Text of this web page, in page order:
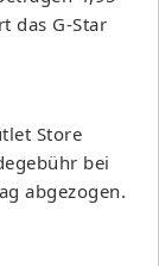
das G-Star
Store
bei
abgezogen.